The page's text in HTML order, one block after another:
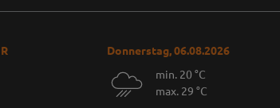
Donnerstag, 06.08.2026
min. 20 °C
max. 29 °C